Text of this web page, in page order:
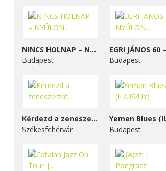
NINCS HOLNAP – NYÚLON...
Budapest
Budapest
Kérdezd a zeneszerzőt...
Székesfehérvár
Budapest